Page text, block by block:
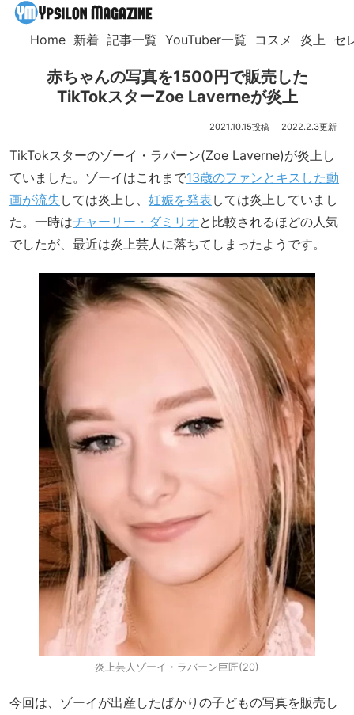
Home 新着 記事一覧 YouTuber一覧 コスメ 炎上 セ
赤ちゃんの写真を1500円で販売した
TikTokスターZoe Laverneが炎上
2021.10.15 2022.2.3
TikTokスターのゾーイ・ラバーン(Zoe Laverne)が炎上し
ていました。ゾーイはこれまで13歳のファンとキスした動
画が流失 しては炎上し、 妊娠を発表 しては炎上していまし
た。一時はチャーリー・ダミリオ と比較されるほどの人気
でしたが、最近は炎上芸人に落ちてしまったようです。
炎上芸人ゾーイ・ラバーン巨匠(20)
今回は、ゾーイが出産したばかりの子どもの写真を販売し